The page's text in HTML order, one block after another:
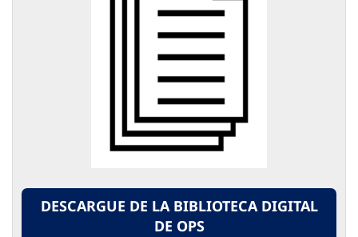
DESCARGUE DE LA BIBLIOTECA DIGITAL
DE OPS